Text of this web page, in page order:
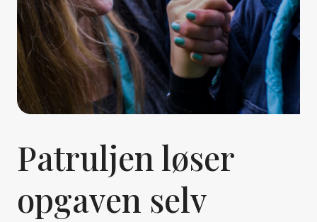
Patruljen løser
opgaven selv